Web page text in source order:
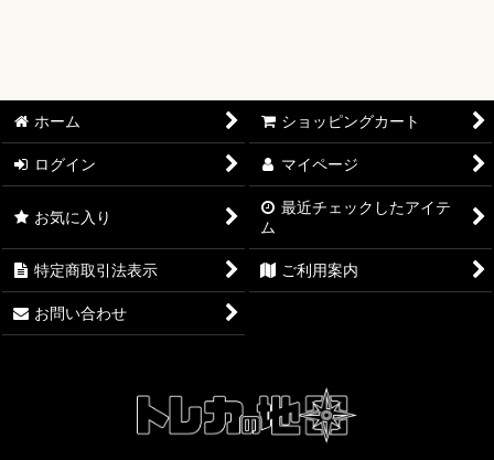
【ワンピースカード】ブースターパック 決戦の刻【OP-16】
【ワンピースカード】ブースターパック 神の島の冒険【OP-
【ワンピースカード】エクストラブースター EGGHEAD
CRISIS【EB-04】
【ワンピースカード】ブースターパック 蒼海の七傑【OP-14】
【ワンピースカード】ブースターパック 受け継がれる意志
ホーム ショッピングカート
ログイン マイページ
お気に入り
最近チェックしたアイテ
ム
特定商取引法表示 ご利用案内
お問い合わせ